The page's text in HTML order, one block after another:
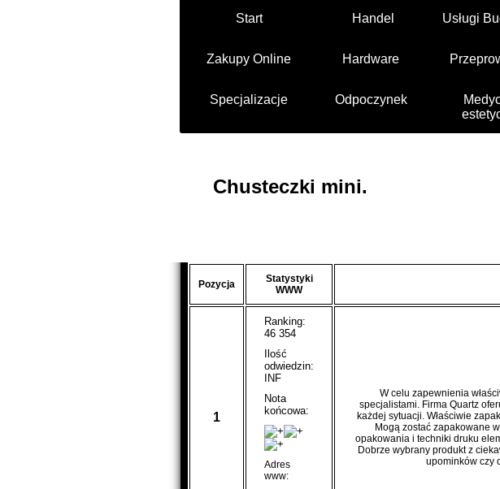
Start Handel Usługi
Zakupy Online Hardware
Specjalizacje Odpoczynek
Chusteczki mini.
Pozycja
Statystyki
WWW
1
Ranking:
46 354
Ilość
odwiedzin:
INF
Nota
końcowa:
Adres
www:
W celu zapewnienia
specjalistami. Firma Quartz
każdej sytuacji. Właściwie
Mogą zostać zapakowane
opakowania i techniki druku
Dobrze wybrany produkt z
upominków czy